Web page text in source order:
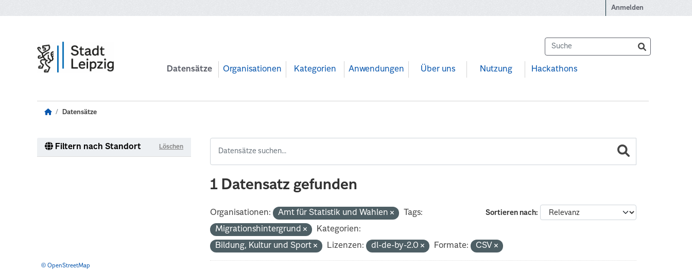
Anmelden
Datensätze Organisationen Kategorien Anwendungen Über uns Nutzung Hackathons
Datensätze
Filtern nach Standort Löschen
© OpenStreetMap
1 Datensatz gefunden
Sortieren nach
Organisationen: Amt für Statistik und Wahlen
Tags:
Migrationshintergrund
Kategorien:
Bildung, Kultur und Sport
Lizenzen: dl-de-by-2.0 Formate: CSV